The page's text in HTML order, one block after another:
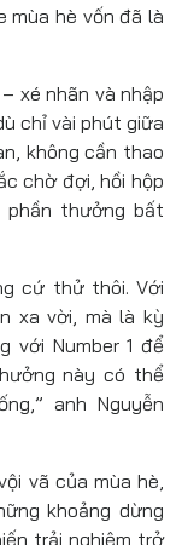
mùa hè vốn đã là
xé nhãn và nhập
chỉ vài phút giữa
không cần thao
chờ đợi, hồi hộp
phần thưởng bất
cứ thử thôi. Với
xa vời, mà là kỳ
với Number 1 để
này có thể
anh Nguyễn
vã của mùa hè,
khoảng dừng
trải nghiệm trở